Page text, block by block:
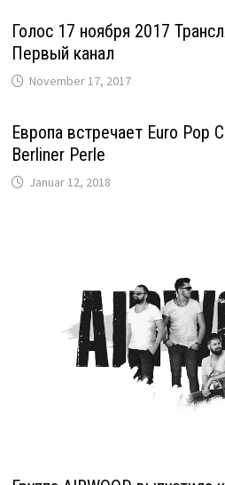
Голос 17 ноября 2017
Первый канал
November 17, 2017
Европа встречает Euro Pop
Berliner Perle
Januar 12, 2018